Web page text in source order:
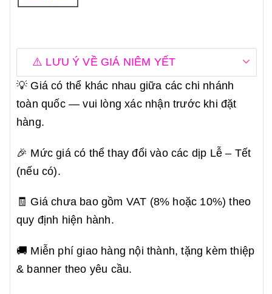
⚠️ LƯU Ý VỀ GIÁ NIÊM YẾT
💡 Giá có thể khác nhau giữa các chi nhánh
toàn quốc — vui lòng xác nhận trước khi đặt
hàng.
🎉 Mức giá có thể thay đổi vào các dịp Lễ – Tết
(nếu có).
🧾 Giá chưa bao gồm VAT (8% hoặc 10%) theo
quy định hiện hành.
🚚 Miễn phí giao hàng nội thành, tặng kèm thiệp
& banner theo yêu cầu.